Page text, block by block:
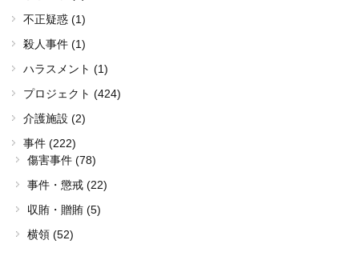
不正疑惑 (1)
殺人事件 (1)
ハラスメント (1)
プロジェクト (424)
介護施設 (2)
事件 (222)
傷害事件 (78)
事件・懲戒 (22)
収賄・贈賄 (5)
横領 (52)